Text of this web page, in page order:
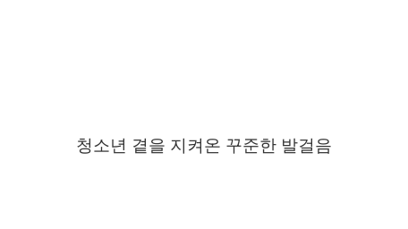
청소년 곁을 지켜온 꾸준한 발걸음